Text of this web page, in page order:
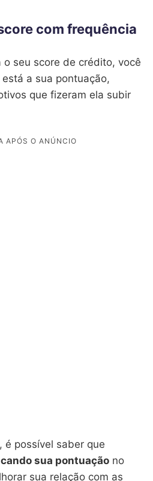
com frequência
o seu score de crédito, você
a sua pontuação,
que fizeram ela subir
é possível saber que
sua pontuação no
sua relação com as